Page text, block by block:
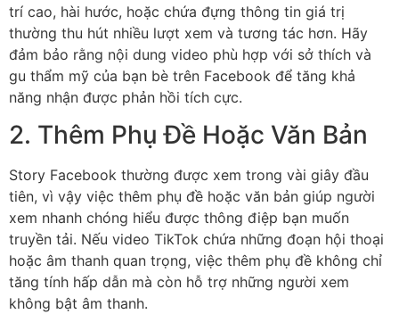
trí cao, hài hước, hoặc chứa đựng thông tin giá trị
thường thu hút nhiều lượt xem và tương tác hơn. Hãy
đảm bảo rằng nội dung video phù hợp với sở thích và
gu thẩm mỹ của bạn bè trên Facebook để tăng khả
năng nhận được phản hồi tích cực.
2. Thêm Phụ Đề Hoặc Văn Bản
Story Facebook thường được xem trong vài giây đầu
tiên, vì vậy việc thêm phụ đề hoặc văn bản giúp người
xem nhanh chóng hiểu được thông điệp bạn muốn
truyền tải. Nếu video TikTok chứa những đoạn hội thoại
hoặc âm thanh quan trọng, việc thêm phụ đề không chỉ
tăng tính hấp dẫn mà còn hỗ trợ những người xem
không bật âm thanh.